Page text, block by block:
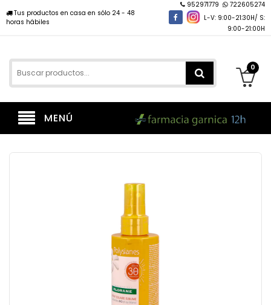
Tus productos en casa en sólo 24 - 48
horas hábiles
952971779
722605274
L-V: 9:00-21:30H/ S:
9:00-21:00H
0
MENÚ